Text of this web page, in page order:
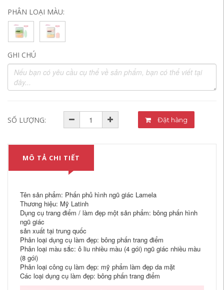
PHÂN LOẠI MÀU:
GHI CHÚ
SỐ LƯỢNG: Đặt hàng
MÔ TẢ CHI TIẾT
Tên sản phẩm: Phấn phủ hình ngũ giác Lamela
Thương hiệu: Mỹ Latinh
Dụng cụ trang điểm / làm đẹp một sản phẩm: bông phấn hình
ngũ giác
sản xuất tại trung quốc
Phân loại dụng cụ làm đẹp: bông phấn trang điểm
Phân loại màu sắc: ô liu nhiều màu (4 gói) ngũ giác nhiều màu
(8 gói)
Phân loại công cụ làm đẹp: mỹ phẩm làm đẹp da mặt
Các loại dụng cụ làm đẹp: bông phấn trang điểm